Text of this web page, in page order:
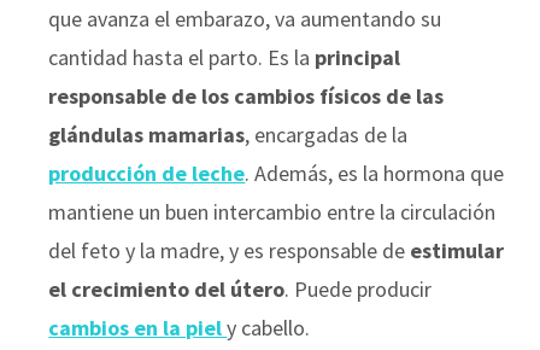
que avanza el embarazo, va aumentando su
cantidad hasta el parto. Es la principal
responsable de los cambios físicos de las
glándulas mamarias, encargadas de la
producción de leche. Además, es la hormona que
mantiene un buen intercambio entre la circulación
del feto y la madre, y es responsable de estimular
el crecimiento del útero. Puede producir
cambios en la piely cabello.